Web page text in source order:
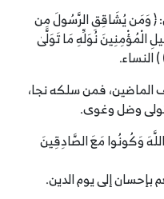
﴿ وَمَن يُشَاقِقِ الرَّسُولَ مِن
الْمُؤْمِنِينَ نُوَلِّهِ مَا تَوَلَّىٰ
فمن سلكه نجا،
تولى وضل وغوى.
اللَّهَ وَكُونُوا مَعَ الصَّادِقِينَ
إلى يوم الدين.